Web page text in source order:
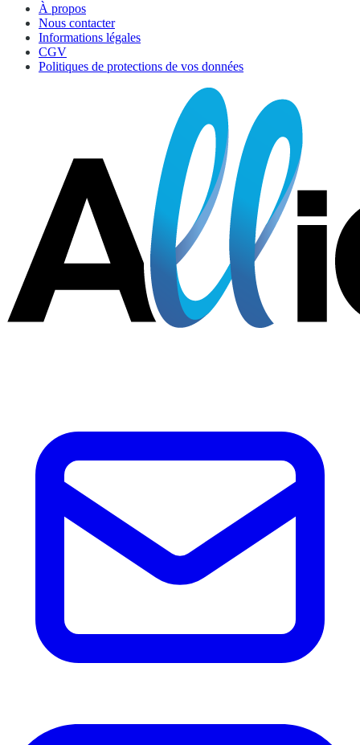
À propos
Nous contacter
Informations légales
CGV
Politiques de protections de vos données